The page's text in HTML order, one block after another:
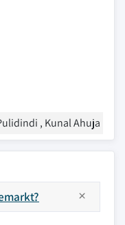
, Kunal Ahuja